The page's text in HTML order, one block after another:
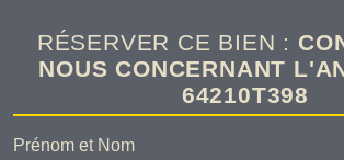
RÉSERVER CE BIEN :
NOUS CONCERNANT
64210T398
Prénom et Nom